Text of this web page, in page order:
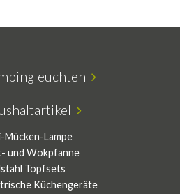
Mücken-Lampe
und Wokpfanne
Topfsets
Küchengeräte